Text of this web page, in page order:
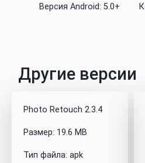
Версия Android: 5.0+
Другие версии
Photo Retouch 2.3.4
Размер: 19.6 MB
Тип файла: apk